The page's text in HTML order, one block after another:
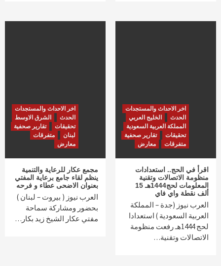
اخر الاحداث والمستجدات
الحدث
الخليج العربي
المملكة العربية السعودية
تحقيقات
تقارير صحفية
متفرقات
معارض
اقرأ في الحج.. استعدادات
منظومة الاتصالات وتقنية
المعلومات لحج1444هـ 15
ألف نقطة واي فاي
العرب نيوز (جدة – المملكة
العربية السعودية ) استعدادا
لحج 1444هـ رفعت منظومة
الاتصالات وتقنية…
اخر الاحداث والمستجدات
الحدث
الشرق الاوسط
تحقيقات
تقارير صحفية
لبنان
متفرقات
معارض
مجمع عكار للرعاية والتنمية
ينظم لقاء جامع برعاية المفتي
بعنوان الاضحى عطاء و فرحه
العرب نيوز ( بيروت – لبنان )
بحضور ومشاركة سماحة
مفتي عكار الشيخ زيد بكار…